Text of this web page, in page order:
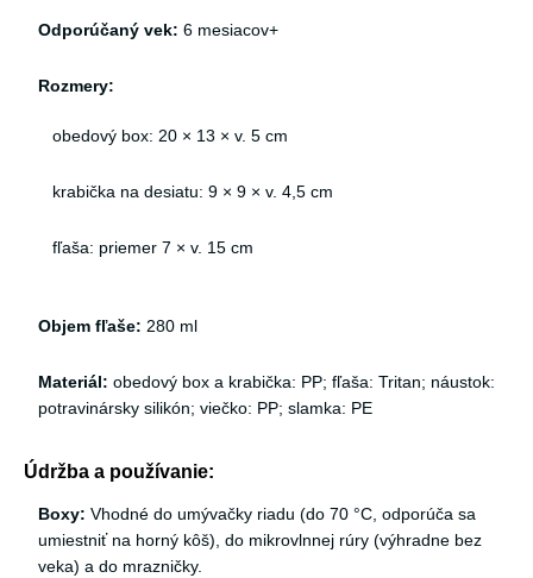
Odporúčaný vek: 6 mesiacov+
Rozmery:
obedový box: 20 × 13 × v. 5 cm
krabička na desiatu: 9 × 9 × v. 4,5 cm
fľaša: priemer 7 × v. 15 cm
Objem fľaše: 280 ml
Materiál: obedový box a krabička: PP; fľaša: Tritan; náustok:
potravinársky silikón; viečko: PP; slamka: PE
Údržba a používanie:
Boxy: Vhodné do umývačky riadu (do 70 °C, odporúča sa
umiestniť na horný kôš), do mikrovlnnej rúry (výhradne bez
veka) a do mrazničky.